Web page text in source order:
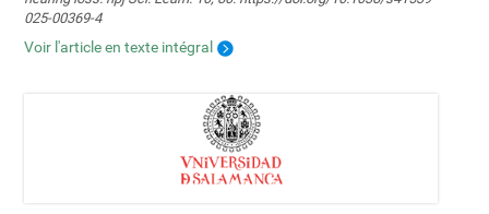
025-00369-4
Voir l'article en texte intégral